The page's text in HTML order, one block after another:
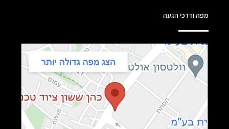
מפה ודרכי הגעה